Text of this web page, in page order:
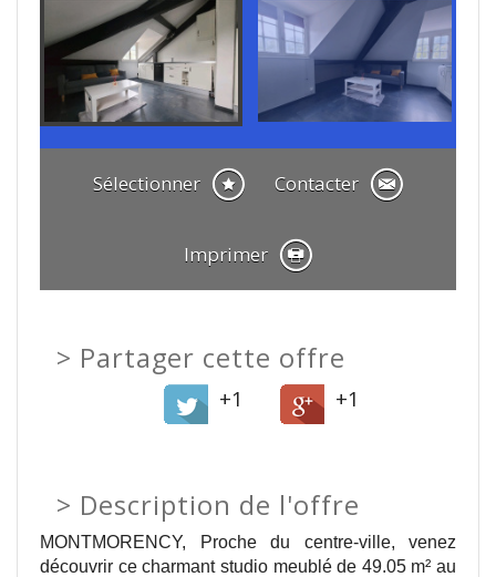
Sélectionner Contacter
Imprimer
Partager cette offre
+1 +1
> Description de l'offre
MONTMORENCY, Proche du centre-ville, venez
découvrir ce charmant studio meublé de 49.05 m² au